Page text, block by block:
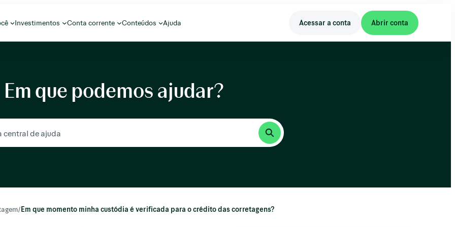
Investimentos Conta corrente Conteúdos Ajuda Acessar a conta Abrir conta
Em que podemos ajudar?
/Em que momento minha custódia é verificada para o crédito das corretagens?